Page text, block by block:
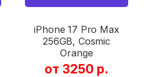
iPhone 17 Pro Max
256GB, Cosmic
Orange
от 3250 р.